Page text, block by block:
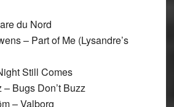
du Nord
– Part of Me (Lysandre’s
Still Comes
Bugs Don’t Buzz
– Valborg